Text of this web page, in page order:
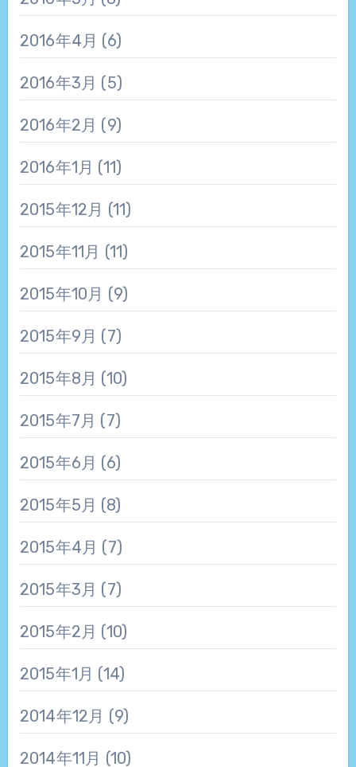
2016年4月 (6)
2016年3月 (5)
2016年2月 (9)
2016年1月 (11)
2015年12月 (11)
2015年11月 (11)
2015年10月 (9)
2015年9月 (7)
2015年8月 (10)
2015年7月 (7)
2015年6月 (6)
2015年5月 (8)
2015年4月 (7)
2015年3月 (7)
2015年2月 (10)
2015年1月 (14)
2014年12月 (9)
2014年11月 (10)